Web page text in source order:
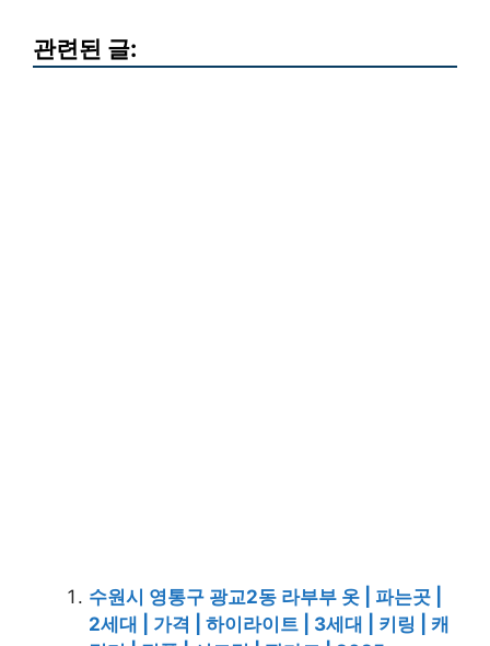
관련된 글:
수원시 영통구 광교2동 라부부 옷 | 파는곳 |
2세대 | 가격 | 하이라이트 | 3세대 | 키링 | 캐